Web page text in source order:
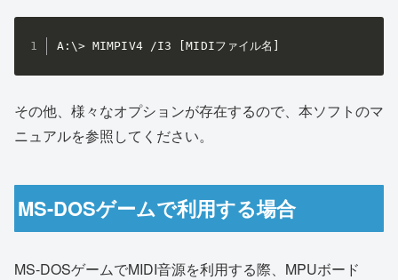
A:\> MIMPIV4 /I3 [MIDIファイル名]
その他、様々なオプションが存在するので、本ソフトのマ
ニュアルを参照してください。
MS-DOSゲームで利用する場合
MS-DOSゲームでMIDI音源を利用する際、MPUボード